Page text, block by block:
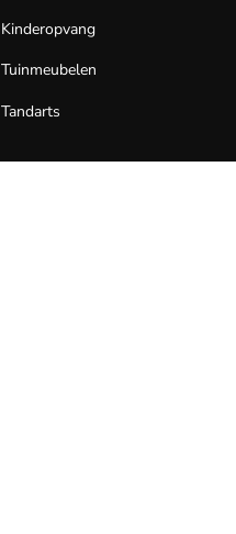
Kinderopvang
Tuinmeubelen
Tandarts